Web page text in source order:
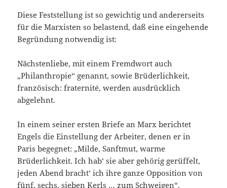
Diese Feststellung ist so gewichtig und andererseits
für die Marxisten so belastend, daß eine eingehende
Begründung notwendig ist:
Nächstenliebe, mit einem Fremdwort auch
„Philanthropie“ genannt, sowie Brüderlichkeit,
französisch: fraternité, werden ausdrücklich
abgelehnt.
In einem seiner ersten Briefe an Marx berichtet
Engels die Einstellung der Arbeiter, denen er in
Paris begegnet: „Milde, Sanftmut, warme
Brüderlichkeit. Ich hab‘ sie aber gehörig gerüffelt,
jeden Abend bracht‘ ich ihre ganze Opposition von
fünf, sechs, sieben Kerls … zum Schweigen“.